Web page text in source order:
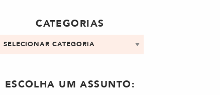
CATEGORIAS
Categorias
ESCOLHA UM ASSUNTO: